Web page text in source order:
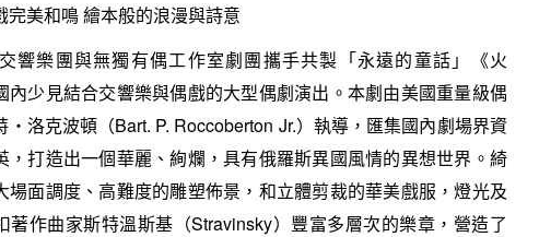
完美和鳴 繪本般的浪漫與詩意
響樂團與無獨有偶工作室劇團攜手共製「永遠的童話」《火
內少見結合交響樂與偶戲的大型偶劇演出。本劇由美國重量級偶
‧洛克波頓（Bart. P. Roccoberton Jr.）執導，匯集國內劇場界資
，打造出一個華麗、絢爛，具有俄羅斯異國風情的異想世界。綺
場面調度、高難度的雕塑佈景，和立體剪裁的華美戲服，燈光及
著作曲家斯特溫斯基（Stravinsky）豐富多層次的樂章，營造了